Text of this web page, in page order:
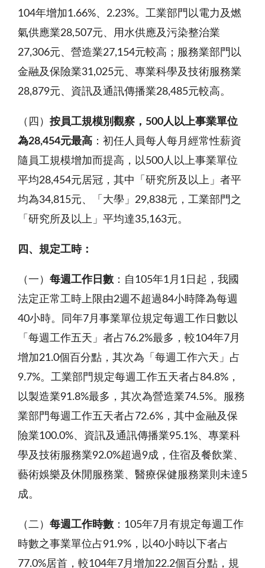
104年增加1.66%、2.23%。工業部門以電力及燃
氣供應業28,507元、用水供應及污染整治業
27,306元、營造業27,154元較高；服務業部門以
金融及保險業31,025元、專業科學及技術服務業
28,879元、資訊及通訊傳播業28,485元較高。
（四） 按員工規模別觀察， 500人以上事業單位
為28,454元最高 ：初任人員每人每月經常性薪資
隨員工規模增加而提高，以500人以上事業單位
平均28,454元居冠，其中「研究所及以上」者平
均為34,815元、「大學」29,838元，工業部門之
「研究所及以上」平均達35,163元。
四、規定工時：
（一） 每週工作日數 ：自105年1月1日起，我國
法定正常工時上限由2週不超過84小時降為每週
40小時。同年7月事業單位規定每週工作日數以
「每週工作五天」者占76.2%最多，較104年7月
增加21.0個百分點，其次為「每週工作六天」占
9.7%。工業部門規定每週工作五天者占84.8%，
以製造業91.8%最多，其次為營造業74.5%。服務
業部門每週工作五天者占72.6%，其中金融及保
險業100.0%、資訊及通訊傳播業95.1%、專業科
學及技術服務業92.0%超過9成，住宿及餐飲業、
藝術娛樂及休閒服務業、醫療保健服務業則未達5
成。
（二） 每週工作時數 ：105年7月有規定每週工作
時數之事業單位占91.9%，以40小時以下者占
77.0%居首，較104年7月增加22.2個百分點，規